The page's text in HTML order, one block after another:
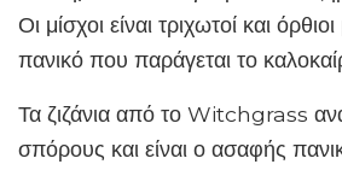
Οι μίσχοι είναι τριχωτοί και
πανικό που παράγεται το
Τα ζιζάνια από το Witchgrass
σπόρους και είναι ο ασαφής